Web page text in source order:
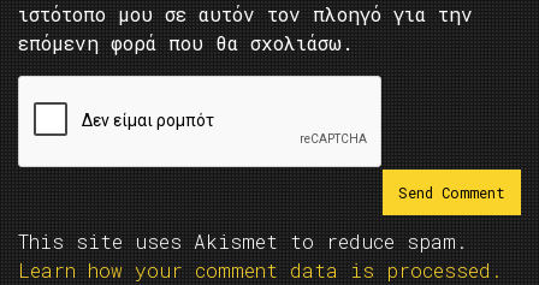
ιστότοπο μου σε αυτόν τον πλοηγό για την
επόμενη φορά που θα σχολιάσω.
This site uses Akismet to reduce spam.
Learn how your comment data is processed.